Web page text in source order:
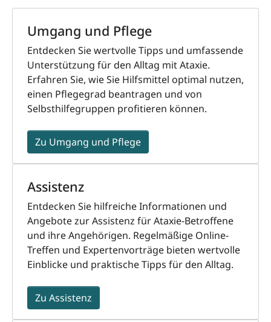
Umgang und Pflege
Entdecken Sie wertvolle Tipps und umfassende
Unterstützung für den Alltag mit Ataxie.
Erfahren Sie, wie Sie Hilfsmittel optimal nutzen,
einen Pflegegrad beantragen und von
Selbsthilfegruppen profitieren können.
Zu Umgang und Pflege
Assistenz
Entdecken Sie hilfreiche Informationen und
Angebote zur Assistenz für Ataxie-Betroffene
und ihre Angehörigen. Regelmäßige Online-
Treffen und Expertenvorträge bieten wertvolle
Einblicke und praktische Tipps für den Alltag.
Zu Assistenz